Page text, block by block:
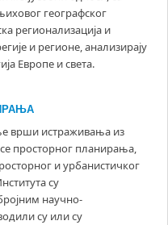
географског
регионализација и
и регионе, анализирају
Европе и света.
врши истраживања из
просторног планирања,
и урбанистичког
су
научно-
су или су